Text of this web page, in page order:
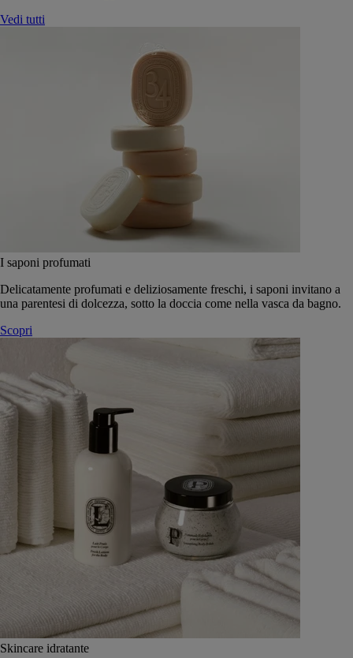
Vedi tutti
I saponi profumati
Delicatamente profumati e deliziosamente freschi, i saponi invitano a
una parentesi di dolcezza, sotto la doccia come nella vasca da bagno.
Scopri
Skincare idratante